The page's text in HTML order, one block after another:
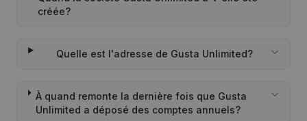
créée?
Quelle est l'adresse de Gusta Unlimited?
À quand remonte la dernière fois que Gusta
Unlimited a déposé des comptes annuels?